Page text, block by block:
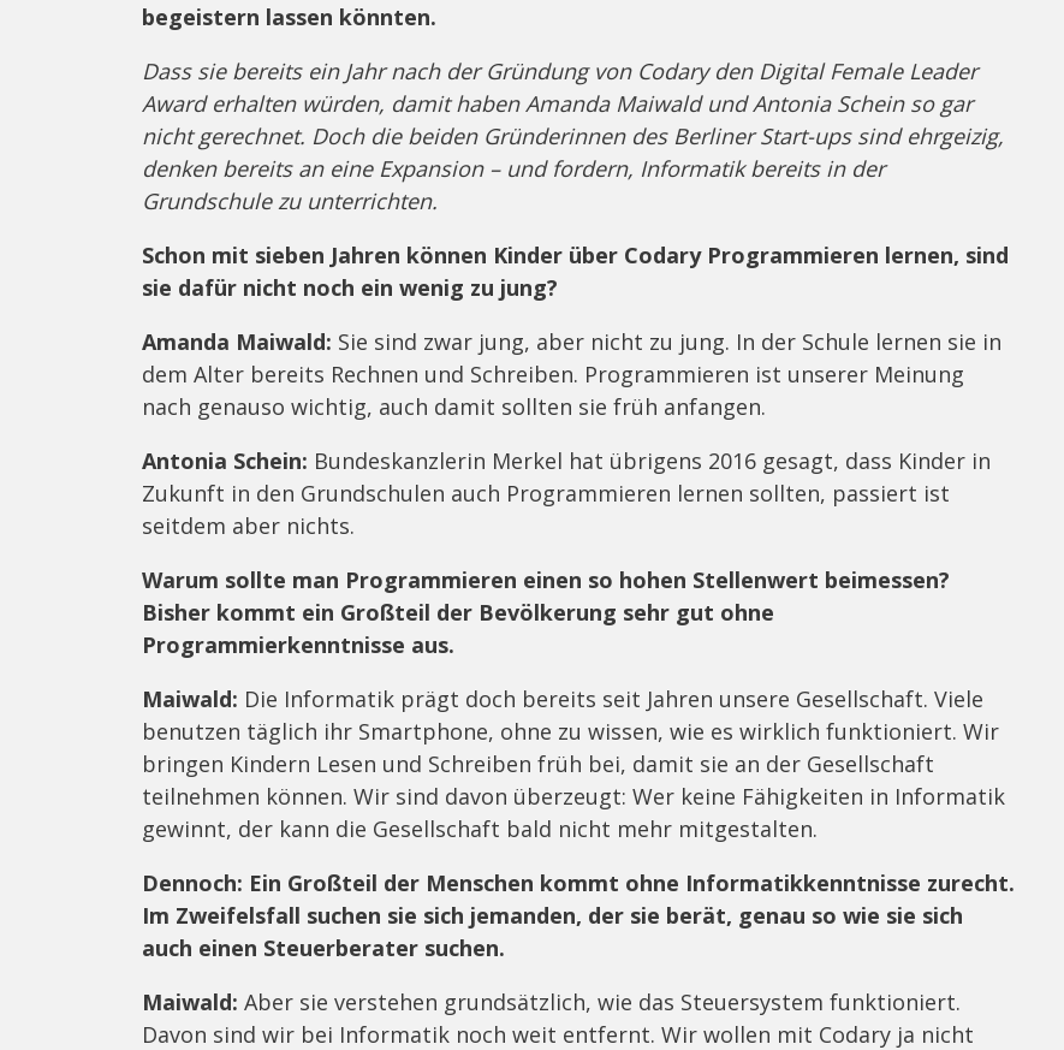
begeistern lassen könnten.
Dass sie bereits ein Jahr nach der Gründung von Codary den Digital Female Leader
Award erhalten würden, damit haben Amanda Maiwald und Antonia Schein so gar
nicht gerechnet. Doch die beiden Gründerinnen des Berliner Start-ups sind ehrgeizig,
denken bereits an eine Expansion – und fordern, Informatik bereits in der
Grundschule zu unterrichten.
Schon mit sieben Jahren können Kinder über Codary Programmieren lernen, sind
sie dafür nicht noch ein wenig zu jung?
Amanda Maiwald: Sie sind zwar jung, aber nicht zu jung. In der Schule lernen sie in
dem Alter bereits Rechnen und Schreiben. Programmieren ist unserer Meinung
nach genauso wichtig, auch damit sollten sie früh anfangen.
Antonia Schein: Bundeskanzlerin Merkel hat übrigens 2016 gesagt, dass Kinder in
Zukunft in den Grundschulen auch Programmieren lernen sollten, passiert ist
seitdem aber nichts.
Warum sollte man Programmieren einen so hohen Stellenwert beimessen?
Bisher kommt ein Großteil der Bevölkerung sehr gut ohne
Programmierkenntnisse aus.
Maiwald: Die Informatik prägt doch bereits seit Jahren unsere Gesellschaft. Viele
benutzen täglich ihr Smartphone, ohne zu wissen, wie es wirklich funktioniert. Wir
bringen Kindern Lesen und Schreiben früh bei, damit sie an der Gesellschaft
teilnehmen können. Wir sind davon überzeugt: Wer keine Fähigkeiten in Informatik
gewinnt, der kann die Gesellschaft bald nicht mehr mitgestalten.
Dennoch: Ein Großteil der Menschen kommt ohne Informatikkenntnisse zurecht.
Im Zweifelsfall suchen sie sich jemanden, der sie berät, genau so wie sie sich
auch einen Steuerberater suchen.
Maiwald: Aber sie verstehen grundsätzlich, wie das Steuersystem funktioniert.
Davon sind wir bei Informatik noch weit entfernt. Wir wollen mit Codary ja nicht